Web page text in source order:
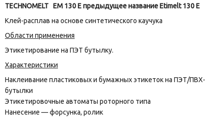
TECHNOMELT EM 130 E предыдущее название Etimelt 130 E
Клей-расплав на основе синтетического каучука
Области применения
Этикетирование на ПЭТ бутылку.
Характеристики
Наклеивание пластиковых и бумажных этикеток на ПЭТ/ПВХ-
бутылки
Этикетировочные автоматы роторного типа
Нанесение — форсунка, ролик